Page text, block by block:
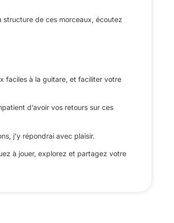
structure de ces morceaux, écoutez
faciles à la guitare, et faciliter votre
d’avoir vos retours sur ces
j’y répondrai avec plaisir.
à jouer, explorez et partagez votre